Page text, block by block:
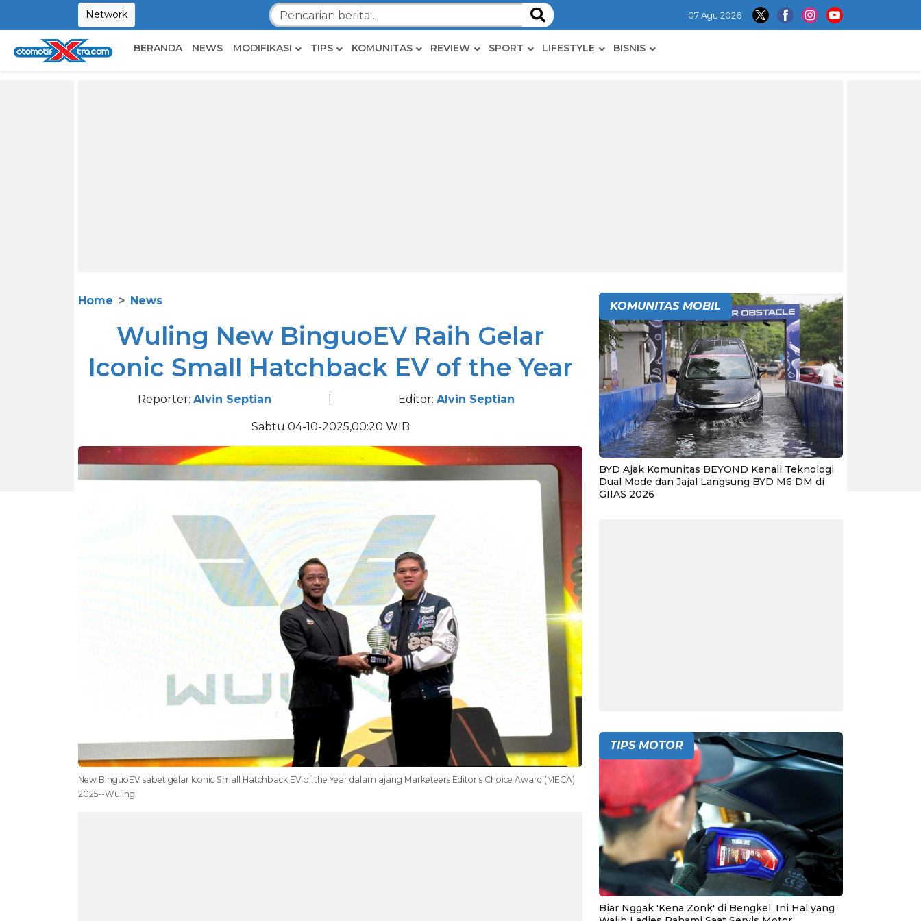
Network 07 Agu 2026
BERANDA NEWS MODIFIKASI TIPS KOMUNITAS REVIEW SPORT LIFESTYLE BISNIS
Home News
Wuling New BinguoEV Raih Gelar
Iconic Small Hatchback EV of the Year
Reporter: Alvin Septian Editor: Alvin Septian
Sabtu 04-10-2025,00:20 WIB
New BinguoEV sabet gelar Iconic Small Hatchback EV of the Year dalam ajang Marketeers Editor’s Choice Award (MECA)
2025--Wuling
KOMUNITAS MOBIL
BYD Ajak Komunitas BEYOND Kenali Teknologi
Dual Mode dan Jajal Langsung BYD M6 DM di
GIIAS 2026
TIPS MOTOR
Biar Nggak 'Kena Zonk' di Bengkel, Ini Hal yang